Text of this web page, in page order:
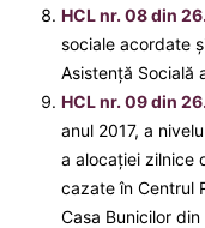
HCL nr. 08 din
sociale acordate
Asistenţă Socială
HCL nr. 09 din
anul 2017, a
a alocaţiei zilnice
cazate în Centrul
Casa Bunicilor